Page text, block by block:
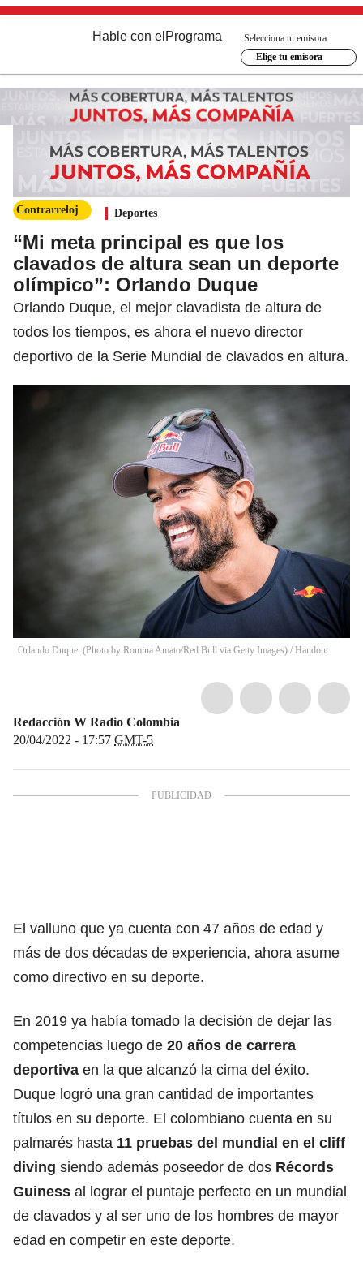
Hable con el Programa
Selecciona tu emisora
Elige tu emisora
Contrarreloj Deportes
“Mi meta principal es que los
clavados de altura sean un deporte
olímpico”: Orlando Duque
Orlando Duque, el mejor clavadista de altura de
todos los tiempos, es ahora el nuevo director
deportivo de la Serie Mundial de clavados en altura.
Orlando Duque. (Photo by Romina Amato/Red Bull via Getty Images) / Handout
Redacción W Radio Colombia
20/04/2022 - 17:57 GMT-5
El valluno que ya cuenta con 47 años de edad y
más de dos décadas de experiencia, ahora asume
como directivo en su deporte.
En 2019 ya había tomado la decisión de dejar las
competencias luego de 20 años de carrera
deportiva en la que alcanzó la cima del éxito.
Duque logró una gran cantidad de importantes
títulos en su deporte. El colombiano cuenta en su
palmarés hasta 11 pruebas del mundial en el cliff
diving siendo además poseedor de dos Récords
Guiness al lograr el puntaje perfecto en un mundial
de clavados y al ser uno de los hombres de mayor
edad en competir en este deporte.